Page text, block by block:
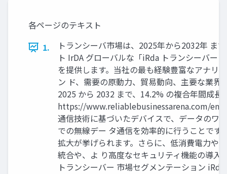
各ページのテキスト
1.
トランシーバ市場は、2025年から2032年 ま
ト IrDA グローバルな「iRda トランシーバー
を提供します。当社の最も経験豊富なアナリ
ン ド、需要の原動力、貿易動向、主要な業
2025 から 2032 まで、14.2% の複合年間成
https://www.reliablebusinessarena.com/
通信技術に基づいたデバイスで、データのワ
での無線デー タ通信を効率的に行うことで
拡大が挙げられます。さらに、低消費電力や
統合や、よ り高度なセキュリティ機能の導入
トランシーバー 市場セグメンテーション iRda